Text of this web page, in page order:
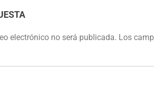
electrónico no será publicada. Los